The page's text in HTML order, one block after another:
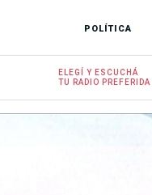
POLÍTICA
ELEGÍ Y ESCUCHÁ
TU RADIO PREFERIDA